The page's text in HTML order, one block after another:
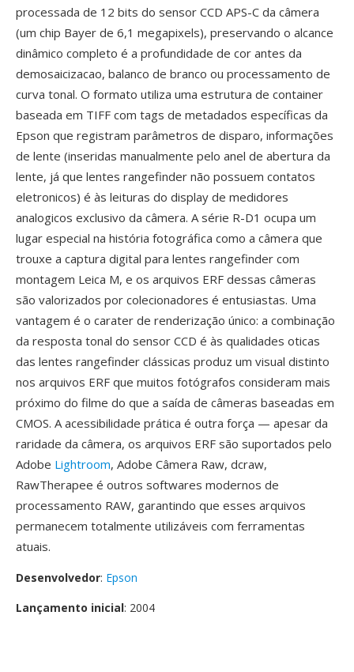
processada de 12 bits do sensor CCD APS-C da câmera
(um chip Bayer de 6,1 megapixels), preservando o alcance
dinâmico completo é a profundidade de cor antes da
demosaicizacao, balanco de branco ou processamento de
curva tonal. O formato utiliza uma estrutura de container
baseada em TIFF com tags de metadados específicas da
Epson que registram parâmetros de disparo, informações
de lente (inseridas manualmente pelo anel de abertura da
lente, já que lentes rangefinder não possuem contatos
eletronicos) é às leituras do display de medidores
analogicos exclusivo da câmera. A série R-D1 ocupa um
lugar especial na história fotográfica como a câmera que
trouxe a captura digital para lentes rangefinder com
montagem Leica M, e os arquivos ERF dessas câmeras
são valorizados por colecionadores é entusiastas. Uma
vantagem é o carater de renderização único: a combinação
da resposta tonal do sensor CCD é às qualidades oticas
das lentes rangefinder clássicas produz um visual distinto
nos arquivos ERF que muitos fotógrafos consideram mais
próximo do filme do que a saída de câmeras baseadas em
CMOS. A acessibilidade prática é outra força — apesar da
raridade da câmera, os arquivos ERF são suportados pelo
Adobe Lightroom, Adobe Câmera Raw, dcraw,
RawTherapee é outros softwares modernos de
processamento RAW, garantindo que esses arquivos
permanecem totalmente utilizáveis com ferramentas
atuais.
Desenvolvedor: Epson
Lançamento inicial: 2004